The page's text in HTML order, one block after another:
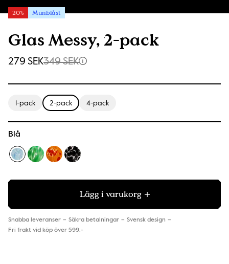
Glas Messy, 2-pack
20% Munblåst
279 SEK349 SEK
1-pack 2-pack 4-pack
Blå
Lägg i varukorg
Snabba leveranser Säkra betalningar
Svensk design
Fri frakt vid köp över 599:-